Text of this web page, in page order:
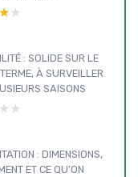
: SOLIDE SUR LE
À SURVEILLER
SAISONS
: DIMENSIONS,
ET CE QU’ON